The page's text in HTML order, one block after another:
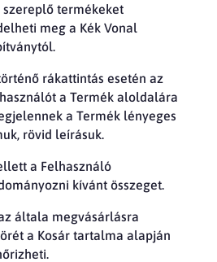
termékeket
meg a Kék Vonal
rákattintás esetén az
a Termék aloldalára
a Termék lényeges
rövid leírásuk.
a Felhasználó
kívánt összeget.
általa megvásárlásra
a Kosár tartalma alapján